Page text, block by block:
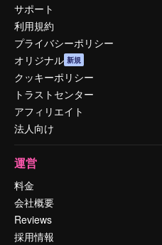
サポート
利用規約
プライバシーポリシー
オリジナル 新規
クッキーポリシー
トラストセンター
アフィリエイト
法人向け
運営
料金
会社概要
Reviews
採用情報